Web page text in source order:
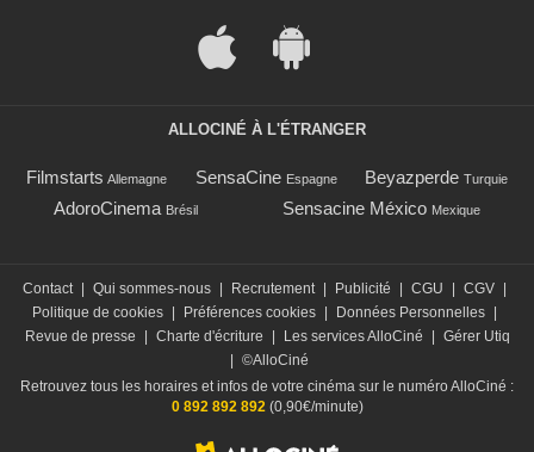
ALLOCINÉ À L'ÉTRANGER
Filmstarts Allemagne SensaCine Espagne Beyazperde Turquie
AdoroCinema Brésil Sensacine México Mexique
Contact Qui sommes-nous Recrutement Publicité CGU CGV
Politique de cookies
Préférences cookies Données Personnelles
Revue de presse
Charte d'écriture Les services AlloCiné
Gérer Utiq
©AlloCiné
Retrouvez tous les horaires et infos de votre cinéma sur le numéro AlloCiné :
0 892 892 892(0,90€/minute)